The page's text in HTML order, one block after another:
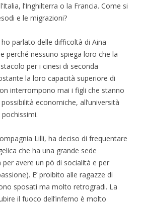
l’Inghilterra o la Francia. Come si
e le migrazioni?
parlato delle difficoltà di Aina
perché nessuno spiega loro che la
per i cinesi di seconda
la loro capacità superiore di
interrompono mai i figli che stanno
economiche, all’università
Lilli, ha deciso di frequentare
che ha una grande sede
per avere un pò di socialità e per
E’ proibito alle ragazze di
sposati ma molto retrogradi. La
il fuoco dell’inferno è molto